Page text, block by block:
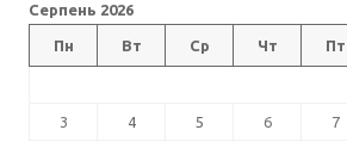
Серпень 2026
Пн Вт Ср Чт Пт
3 4 5 6 7